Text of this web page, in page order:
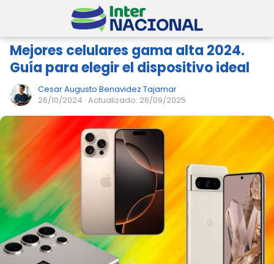
Mejores celulares gama alta 2024.
Guía para elegir el dispositivo ideal
Cesar Augusto Benavidez Tajamar
26/10/2024 · Actualizado: 26/09/2025